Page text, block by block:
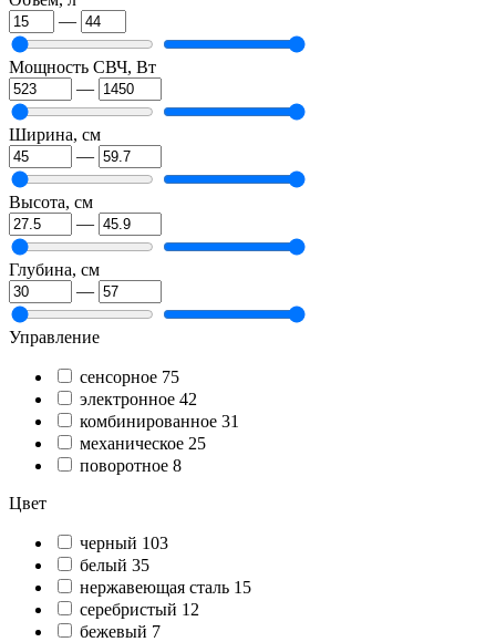
—
Мощность СВЧ, Вт
—
Ширина, см
—
Высота, см
—
Глубина, см
—
Управление
сенсорное 75
электронное 42
комбинированное 31
механическое 25
поворотное 8
Цвет
черный 103
белый 35
нержавеющая сталь 15
серебристый 12
бежевый 7